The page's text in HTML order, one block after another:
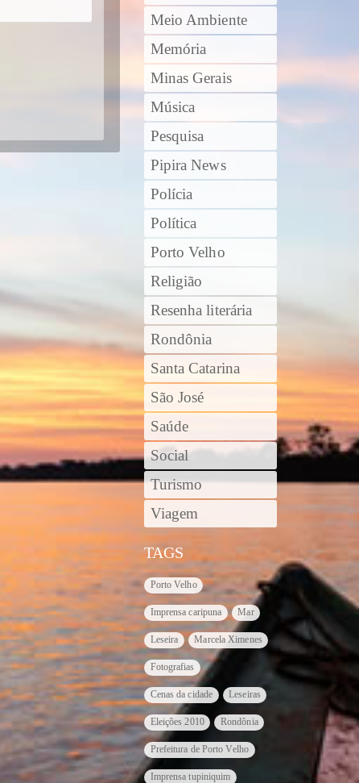
Meio Ambiente
Memória
Minas Gerais
Música
Pesquisa
Pipira News
Polícia
Política
Porto Velho
Religião
Resenha literária
Rondônia
Santa Catarina
São José
Saúde
Social
Turismo
Viagem
TAGS
Porto Velho
Imprensa caripuna Mar
Leseira Marcela Ximenes
Fotografias
Cenas da cidade Leseiras
Eleições 2010 Rondônia
Prefeitura de Porto Velho
Imprensa tupiniquim